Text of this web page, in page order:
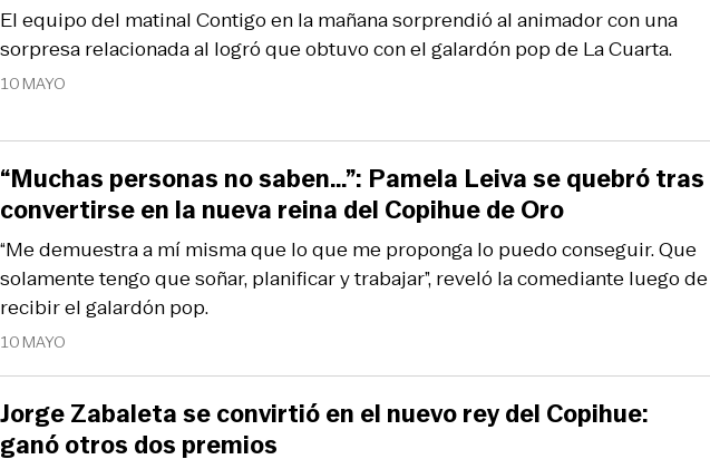
10 MAYO
El equipo del matinal Contigo en la mañana sorprendió al animador con una
sorpresa relacionada al logró que obtuvo con el galardón pop de La Cuarta.
10 MAYO
“Me demuestra a mí misma que lo que me proponga lo puedo conseguir. Que
solamente tengo que soñar, planificar y trabajar”, reveló la comediante luego de
recibir el galardón pop.
“Muchas personas no saben…”: Pamela Leiva se quebró tras
convertirse en la nueva reina del Copihue de Oro
Jorge Zabaleta se convirtió en el nuevo rey del Copihue:
ganó otros dos premios